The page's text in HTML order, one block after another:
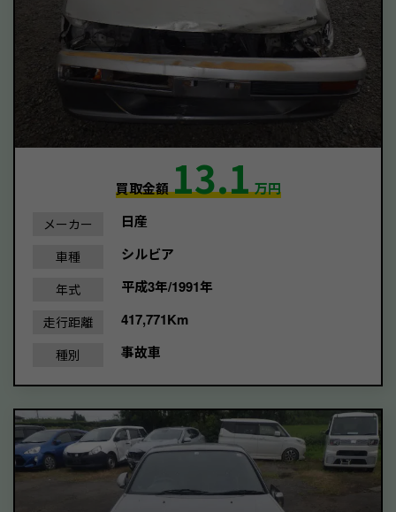
買取金額13.1万円
メーカー 日産
車種 シルビア
年式 平成3年/1991年
走行距離 417,771Km
種別 事故車